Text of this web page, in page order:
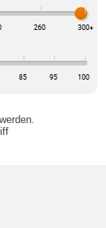
260 300+
85 95 100